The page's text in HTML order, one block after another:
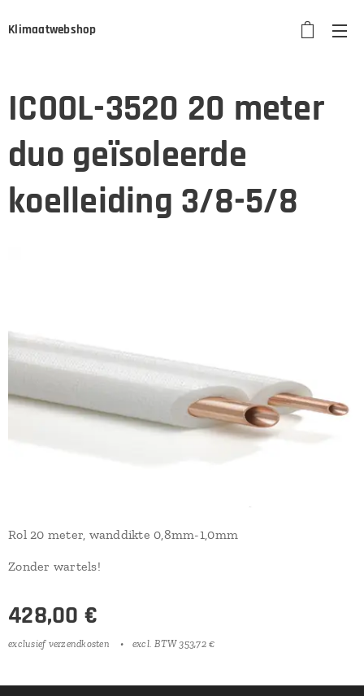
Klimaatwebshop
ICOOL-3520 20 meter
duo geïsoleerde
koelleiding 3/8-5/8
Rol 20 meter, wanddikte 0,8mm-1,0mm
Zonder wartels!
428,00 €
exclusief verzendkosten excl. BTW 353,72 €